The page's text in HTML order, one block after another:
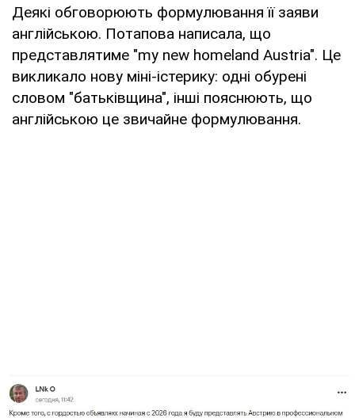
Деякі обговорюють формулювання її заяви
англійською. Потапова написала, що
представлятиме "my new homeland Austria". Це
викликало нову міні-істерику: одні обурені
словом "батьківщина", інші пояснюють, що
англійською це звичайне формулювання.